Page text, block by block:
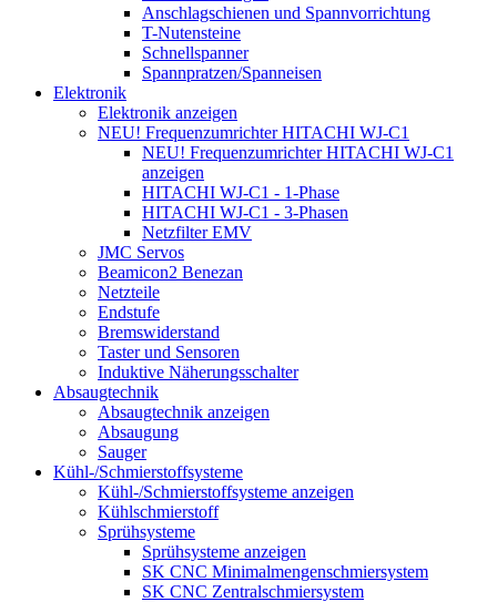
Anschlagschienen und Spannvorrichtung
T-Nutensteine
Schnellspanner
Spannpratzen/Spanneisen
Elektronik
Elektronik anzeigen
NEU! Frequenzumrichter HITACHI WJ-C1
NEU! Frequenzumrichter HITACHI WJ-C1
anzeigen
HITACHI WJ-C1 - 1-Phase
HITACHI WJ-C1 - 3-Phasen
Netzfilter EMV
JMC Servos
Beamicon2 Benezan
Netzteile
Endstufe
Bremswiderstand
Taster und Sensoren
Induktive Näherungsschalter
Absaugtechnik
Absaugtechnik anzeigen
Absaugung
Sauger
Kühl-/Schmierstoffsysteme
Kühl-/Schmierstoffsysteme anzeigen
Kühlschmierstoff
Sprühsysteme
Sprühsysteme anzeigen
SK CNC Minimalmengenschmiersystem
SK CNC Zentralschmiersystem